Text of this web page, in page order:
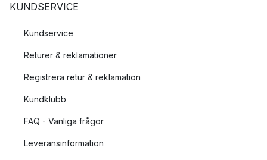
KUNDSERVICE
Kundservice
Returer & reklamationer
Registrera retur & reklamation
Kundklubb
FAQ - Vanliga frågor
Leveransinformation